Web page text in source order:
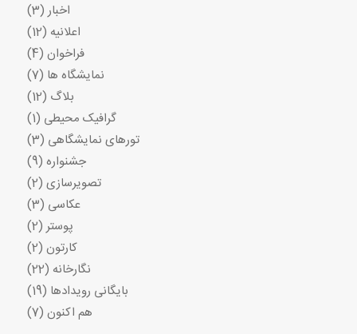
اخبار(3)
اعلانیه (12)
فراخوان (4)
نمایشگاه ها (7)
بلاگ (12)
گرافیک محیطی (1)
تورهای نمایشگاهی (3)
جشنواره (9)
تصویرسازی (2)
عکاسی (3)
پوستر(2)
کارتون (2)
نگارخانه (22)
بایگانی رویدادها (19)
هم اکنون (7)